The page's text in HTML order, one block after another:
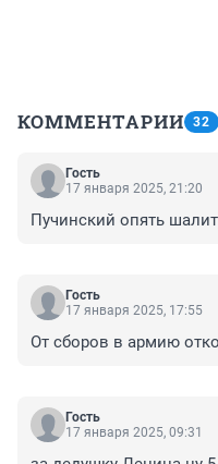
КОММЕНТАРИИ 32
Гость
17 января 2025, 21:20
Пучинский опять
Гость
17 января 2025, 17:55
От сборов в армию
Гость
17 января 2025, 09:31